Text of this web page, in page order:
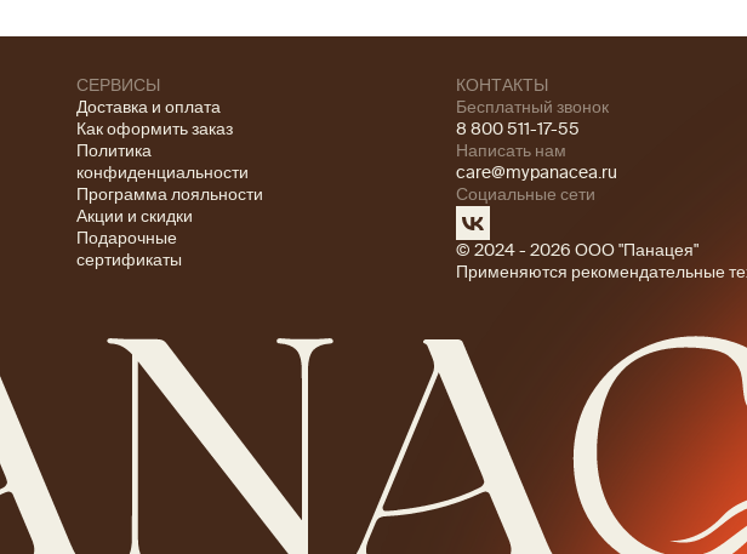
СЕРВИСЫ
Доставка и оплата
Как оформить заказ
Политика
конфиденциальности
Программа лояльности
Акции и скидки
Подарочные
сертификаты
КОНТАКТЫ
Бесплатный звонок
8 800 511-17-55
Написать нам
care@mypanacea.ru
Социальные сети
© 2024 - 2026 ООО "Панацея"
Применяются рекомендательные